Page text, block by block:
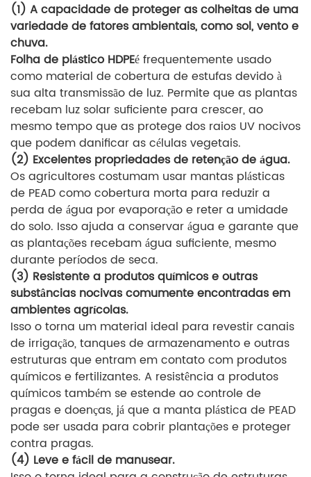
(1) A capacidade de proteger as colheitas de uma
variedade de fatores ambientais, como sol, vento e
chuva.
Folha de plástico HDPEé frequentemente usado
como material de cobertura de estufas devido à
sua alta transmissão de luz. Permite que as plantas
recebam luz solar suficiente para crescer, ao
mesmo tempo que as protege dos raios UV nocivos
que podem danificar as células vegetais.
(2) Excelentes propriedades de retenção de água.
Os agricultores costumam usar mantas plásticas
de PEAD como cobertura morta para reduzir a
perda de água por evaporação e reter a umidade
do solo. Isso ajuda a conservar água e garante que
as plantações recebam água suficiente, mesmo
durante períodos de seca.
(3) Resistente a produtos químicos e outras
substâncias nocivas comumente encontradas em
ambientes agrícolas.
Isso o torna um material ideal para revestir canais
de irrigação, tanques de armazenamento e outras
estruturas que entram em contato com produtos
químicos e fertilizantes. A resistência a produtos
químicos também se estende ao controle de
pragas e doenças, já que a manta plástica de PEAD
pode ser usada para cobrir plantações e proteger
contra pragas.
(4) Leve e fácil de manusear.